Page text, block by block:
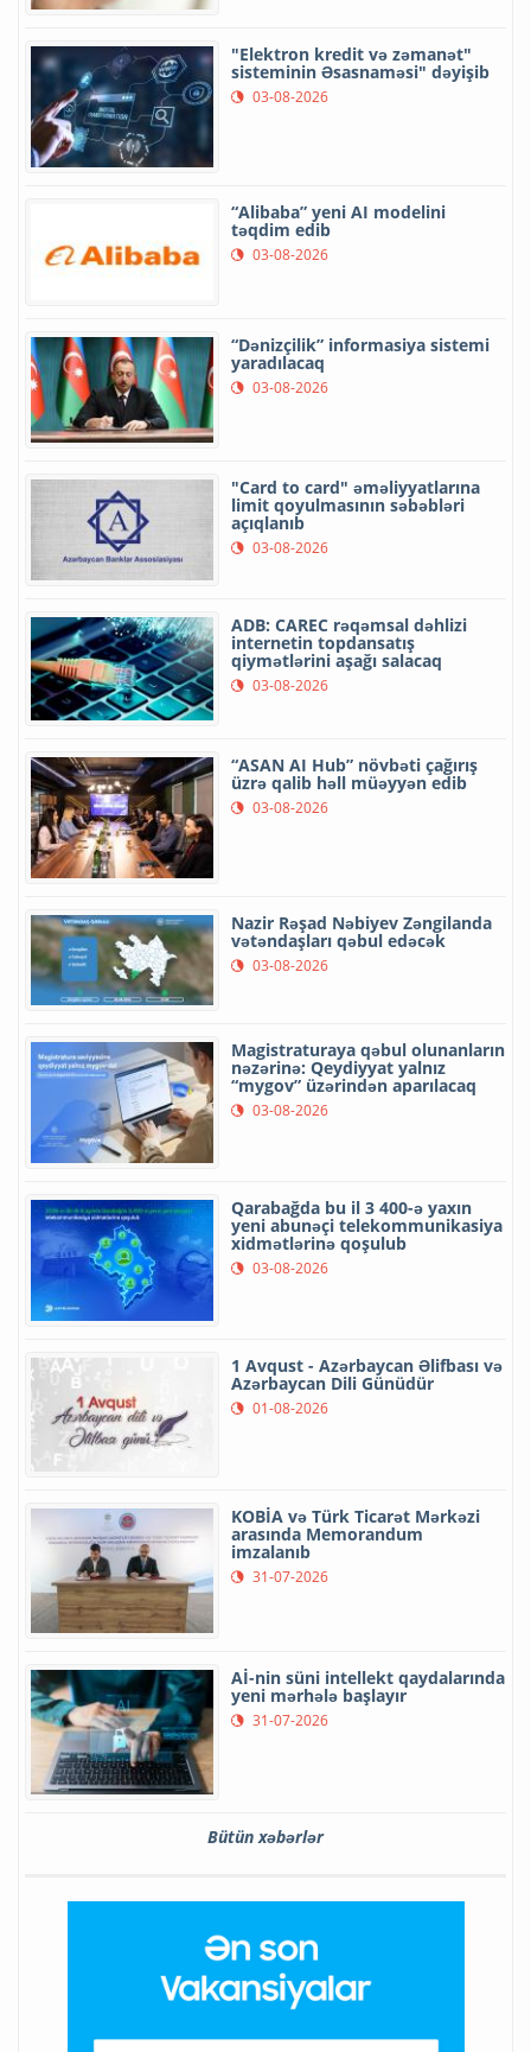
"Elektron kredit və zəmanət"
sisteminin Əsasnaməsi" dəyişib
03-08-2026
“Alibaba” yeni AI modelini
təqdim edib
03-08-2026
“Dənizçilik” informasiya sistemi
yaradılacaq
03-08-2026
"Card to card" əməliyyatlarına
limit qoyulmasının səbəbləri
açıqlanıb
03-08-2026
ADB: CAREC rəqəmsal dəhlizi
internetin topdansatış
qiymətlərini aşağı salacaq
03-08-2026
“ASAN AI Hub” növbəti çağırış
üzrə qalib həll müəyyən edib
03-08-2026
Nazir Rəşad Nəbiyev Zəngilanda
vətəndaşları qəbul edəcək
03-08-2026
Magistraturaya qəbul olunanların
nəzərinə: Qeydiyyat yalnız
“mygov” üzərindən aparılacaq
03-08-2026
Qarabağda bu il 3 400-ə yaxın
yeni abunəçi telekommunikasiya
xidmətlərinə qoşulub
03-08-2026
1 Avqust - Azərbaycan Əlifbası və
Azərbaycan Dili Günüdür
01-08-2026
KOBİA və Türk Ticarət Mərkəzi
arasında Memorandum
imzalanıb
31-07-2026
Aİ-nin süni intellekt qaydalarında
yeni mərhələ başlayır
31-07-2026
Bütün xəbərlər